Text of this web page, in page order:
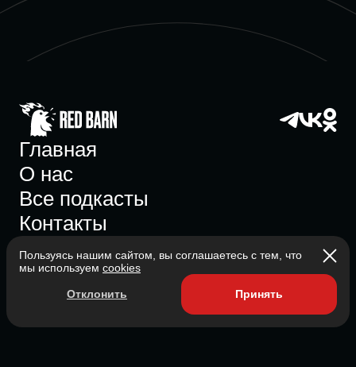
Главная
О нас
Все подкасты
Контакты
Состоит в ассоциации с 2023
Пользуясь нашим сайтом, вы соглашаетесь с тем, что
мы используем cookies
Отклонить Принять